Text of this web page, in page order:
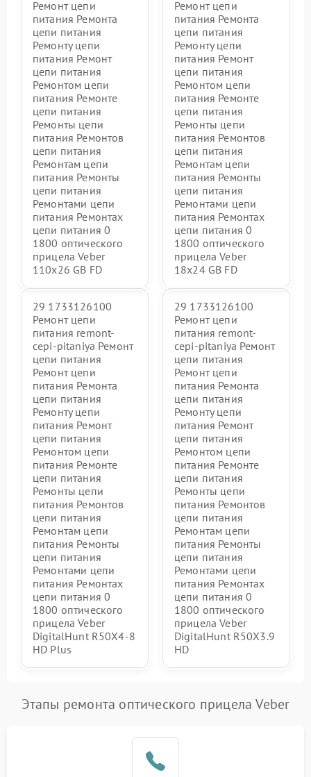
Ремонт цепи
питания Ремонта
цепи питания
Ремонту цепи
питания Ремонт
цепи питания
Ремонтом цепи
питания Ремонте
цепи питания
Ремонты цепи
питания Ремонтов
цепи питания
Ремонтам цепи
питания Ремонты
цепи питания
Ремонтами цепи
питания Ремонтах
цепи питания 0
1800 оптического
прицела Veber
110х26 GB FD
Ремонт цепи
питания Ремонта
цепи питания
Ремонту цепи
питания Ремонт
цепи питания
Ремонтом цепи
питания Ремонте
цепи питания
Ремонты цепи
питания Ремонтов
цепи питания
Ремонтам цепи
питания Ремонты
цепи питания
Ремонтами цепи
питания Ремонтах
цепи питания 0
1800 оптического
прицела Veber
18x24 GB FD
29 1733126100
Ремонт цепи
питания remont-
cepi-pitaniya Ремонт
цепи питания
Ремонт цепи
питания Ремонта
цепи питания
Ремонту цепи
питания Ремонт
цепи питания
Ремонтом цепи
питания Ремонте
цепи питания
Ремонты цепи
питания Ремонтов
цепи питания
Ремонтам цепи
питания Ремонты
цепи питания
Ремонтами цепи
питания Ремонтах
цепи питания 0
1800 оптического
прицела Veber
DigitalHunt R50X4-8
HD Plus
29 1733126100
Ремонт цепи
питания remont-
cepi-pitaniya Ремонт
цепи питания
Ремонт цепи
питания Ремонта
цепи питания
Ремонту цепи
питания Ремонт
цепи питания
Ремонтом цепи
питания Ремонте
цепи питания
Ремонты цепи
питания Ремонтов
цепи питания
Ремонтам цепи
питания Ремонты
цепи питания
Ремонтами цепи
питания Ремонтах
цепи питания 0
1800 оптического
прицела Veber
DigitalHunt R50X3.9
HD
Этапы ремонта оптического прицела Veber